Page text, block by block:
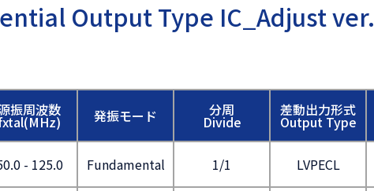
Output Type IC_Adjust ver.
振周波数 発振モード 分周
Divide
差動出力形式
Output Type
- 125.0 Fundamental 1/1 LVPECL